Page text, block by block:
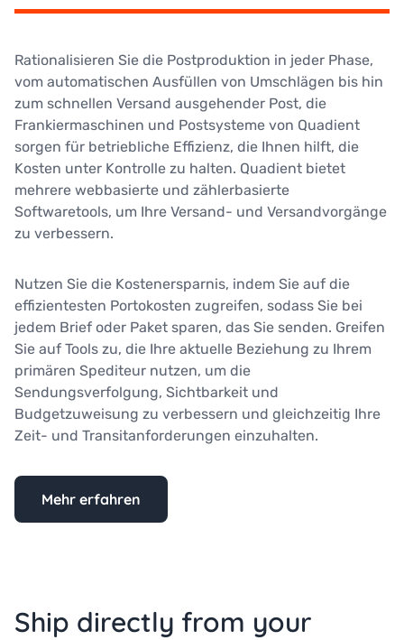
Rationalisieren Sie die Postproduktion in jeder Phase,
vom automatischen Ausfüllen von Umschlägen bis hin
zum schnellen Versand ausgehender Post, die
Frankiermaschinen und Postsysteme von Quadient
sorgen für betriebliche Effizienz, die Ihnen hilft, die
Kosten unter Kontrolle zu halten. Quadient bietet
mehrere webbasierte und zählerbasierte
Softwaretools, um Ihre Versand- und Versandvorgänge
zu verbessern.
Nutzen Sie die Kostenersparnis, indem Sie auf die
effizientesten Portokosten zugreifen, sodass Sie bei
jedem Brief oder Paket sparen, das Sie senden. Greifen
Sie auf Tools zu, die Ihre aktuelle Beziehung zu Ihrem
primären Spediteur nutzen, um die
Sendungsverfolgung, Sichtbarkeit und
Budgetzuweisung zu verbessern und gleichzeitig Ihre
Zeit- und Transitanforderungen einzuhalten.
Mehr erfahren
Ship directly from your